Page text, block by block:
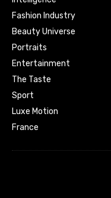
Fashion Industry
Beauty Universe
Portraits
Entertainment
The Taste
Sport
Luxe Motion
France